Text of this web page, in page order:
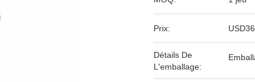
Prix:
Détails De
L'emballage: